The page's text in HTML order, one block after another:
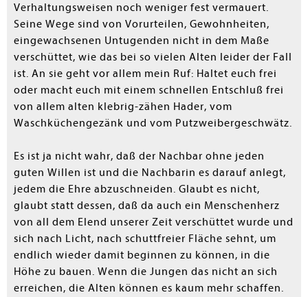
Verhaltungsweisen noch weniger fest vermauert.
Seine Wege sind von Vorurteilen, Gewohnheiten,
eingewachsenen Untugenden nicht in dem Maße
verschüttet, wie das bei so vielen Alten leider der Fall
ist. An sie geht vor allem mein Ruf: Haltet euch frei
oder macht euch mit einem schnellen Entschluß frei
von allem alten klebrig-zähen Hader, vom
Waschküchengezänk und vom Putzweibergeschwätz.
Es ist ja nicht wahr, daß der Nachbar ohne jeden
guten Willen ist und die Nachbarin es darauf anlegt,
jedem die Ehre abzuschneiden. Glaubt es nicht,
glaubt statt dessen, daß da auch ein Menschenherz
von all dem Elend unserer Zeit verschüttet wurde und
sich nach Licht, nach schuttfreier Fläche sehnt, um
endlich wieder damit beginnen zu können, in die
Höhe zu bauen. Wenn die Jungen das nicht an sich
erreichen, die Alten können es kaum mehr schaffen.